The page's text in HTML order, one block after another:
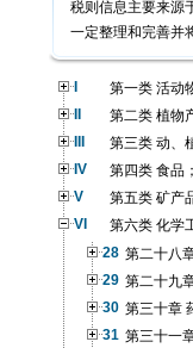
税则信息主要来源
一定整理和完善并
I 第一类 活动
II
第二类 植物
III
第三类 动、
IV
第四类 食品
V
第五类 矿产
VI
第六类 化学
28 第二十八
29 第二十九
30 第三十章
31 第三十一